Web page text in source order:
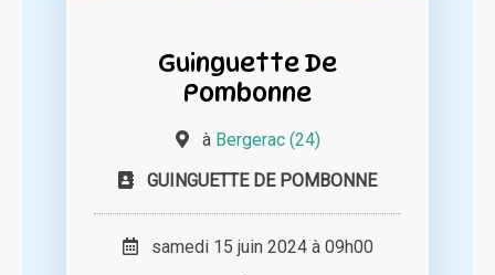
Guinguette De
Pombonne
à Bergerac (24)
GUINGUETTE DE POMBONNE
samedi 15 juin 2024 à 09h00